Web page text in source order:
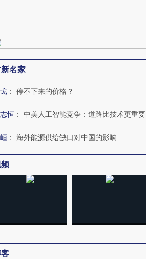
热百城独占
阿根廷3-0阿尔及利亚
名家
： 停不下来的价格？
恒 ： 中美人工智能竞争：道路比技术更重要
： 海外能源供给缺口对中国的影响